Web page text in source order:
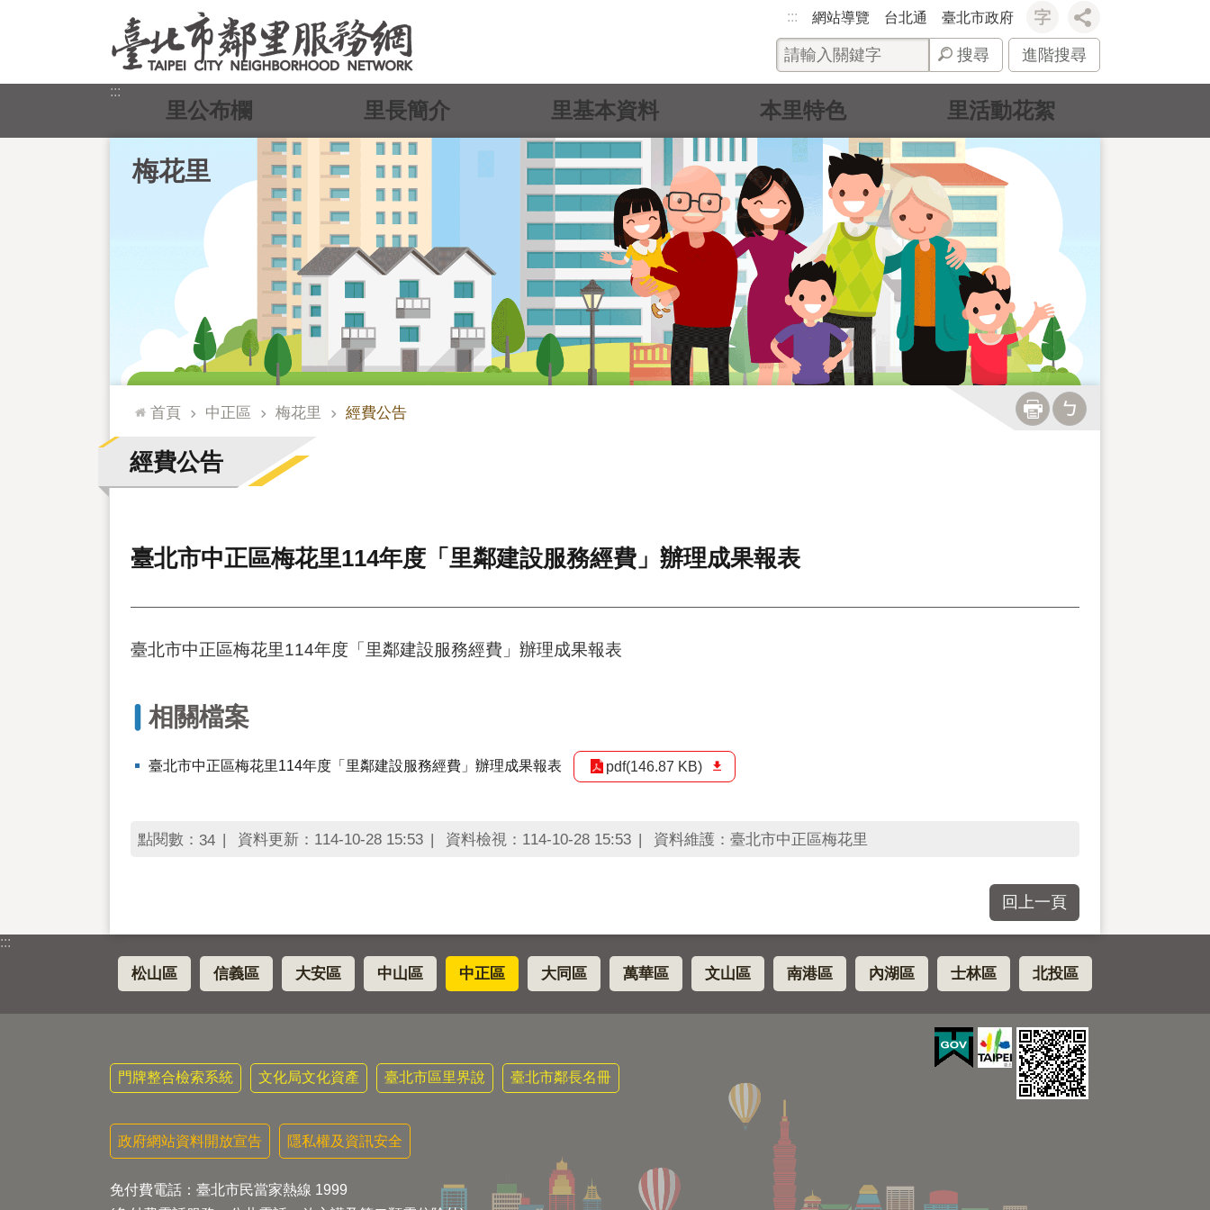
::: 網站導覽 台北通 臺北市政府
搜尋 進階搜尋
:::
梅花里
里公布欄 里長簡介 里基本資料 本里特色 里活動花絮
::: 首頁 中正區 梅花里 經費公告
經費公告
臺北市中正區梅花里114年度「里鄰建設服務經費」辦理成果報表
臺北市中正區梅花里114年度「里鄰建設服務經費」辦理成果報表
相關檔案
臺北市中正區梅花里114年度「里鄰建設服務經費」辦理成果報表 pdf(146.87 KB)
點閱數： 34 資料更新：114-10-28 15:53 資料檢視：114-10-28 15:53 資料維護：臺北市中正區梅花里
回上一頁
:::
松山區 信義區 大安區 中山區 中正區 大同區 萬華區 文山區 南港區 內湖區 士林區 北投區
門牌整合檢索系統 文化局文化資產 臺北市區里界說 臺北市鄰長名冊
政府網站資料開放宣告 隱私權及資訊安全
免付費電話：臺北市民當家熱線 1999